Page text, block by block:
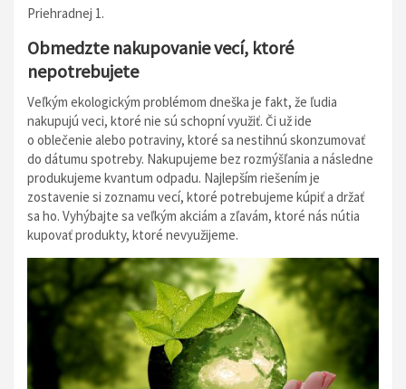
Priehradnej 1.
Obmedzte nakupovanie vecí, ktoré
nepotrebujete
Veľkým ekologickým problémom dneška je fakt, že ľudia
nakupujú veci, ktoré nie sú schopní využiť. Či už ide
o oblečenie alebo potraviny, ktoré sa nestihnú skonzumovať
do dátumu spotreby. Nakupujeme bez rozmýšľania a následne
produkujeme kvantum odpadu. Najlepším riešením je
zostavenie si zoznamu vecí, ktoré potrebujeme kúpiť a držať
sa ho. Vyhýbajte sa veľkým akciám a zľavám, ktoré nás nútia
kupovať produkty, ktoré nevyužijeme.